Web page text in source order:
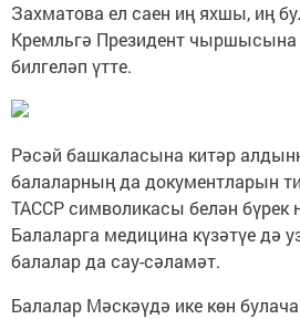
Захматова ел саен иң яхшы, иң
Кремльгә Президент
билгеләп үтте.
Рәсәй башкаласына китәр
балаларның да документларын
ТАССР символикасы белән
Балаларга медицина күзәтүе дә
балалар да сау-сәламәт.
Балалар Мәскәүдә ике көн